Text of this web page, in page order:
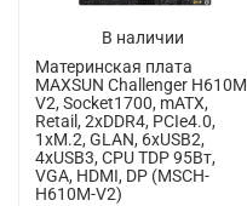
В наличии
Материнская плата
MAXSUN Challenger H610M
V2, Socket1700, mATX,
Retail, 2xDDR4, PCIe4.0,
1xM.2, GLAN, 6xUSB2,
4xUSB3, CPU TDP 95Вт,
VGA, HDMI, DP (MSCH-
H610M-V2)